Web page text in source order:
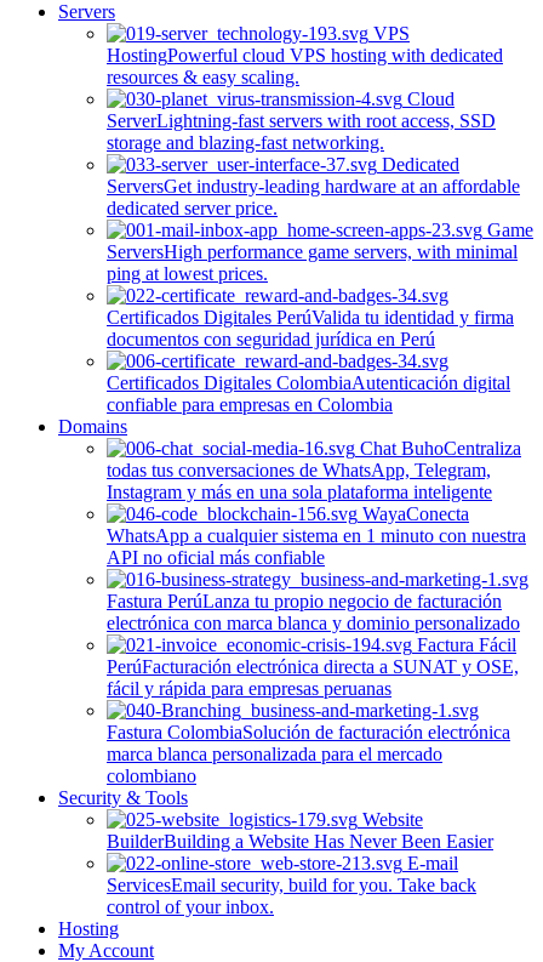
Servers
VPS
HostingPowerful cloud VPS hosting with dedicated
resources & easy scaling.
Cloud
ServerLightning-fast servers with root access, SSD
storage and blazing-fast networking.
Dedicated
ServersGet industry-leading hardware at an affordable
dedicated server price.
Game
ServersHigh performance game servers, with minimal
ping at lowest prices.
Certificados Digitales PerúValida tu identidad y firma
documentos con seguridad jurídica en Perú
Certificados Digitales ColombiaAutenticación digital
confiable para empresas en Colombia
Domains
Chat BuhoCentraliza
todas tus conversaciones de WhatsApp, Telegram,
Instagram y más en una sola plataforma inteligente
WayaConecta
WhatsApp a cualquier sistema en 1 minuto con nuestra
API no oficial más confiable
Fastura PerúLanza tu propio negocio de facturación
electrónica con marca blanca y dominio personalizado
Factura Fácil
PerúFacturación electrónica directa a SUNAT y OSE,
fácil y rápida para empresas peruanas
Fastura ColombiaSolución de facturación electrónica
marca blanca personalizada para el mercado
colombiano
Security & Tools
Website
BuilderBuilding a Website Has Never Been Easier
E-mail
ServicesEmail security, build for you. Take back
control of your inbox.
Hosting
My Account